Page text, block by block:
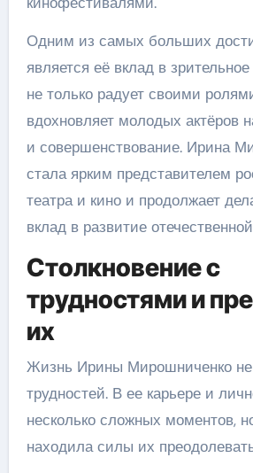
Одним из самых больших
является её вклад в
не только радует своими
вдохновляет молодых актёров
и совершенствование. Ирина
стала ярким представителем
театра и кино и продолжает
вклад в развитие
Столкновение с
трудностями и
их
Жизнь Ирины Мирошниченко не
трудностей. В ее карьере и
несколько сложных моментов,
находила силы их